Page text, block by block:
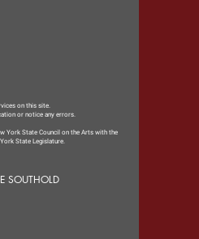
on this site.
or notice any errors.
York State Council on the Arts with the
State Legislature.
SOUTHOLD